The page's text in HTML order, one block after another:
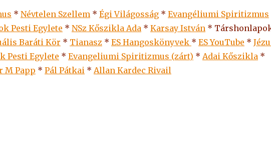
* Névtelen Szellem * Égi Világosság * Evangéliumi Spiritizmus
Pesti Egylete * NSz Kőszikla Ada * Karsay István *
Baráti Kör * Tianasz * ES Hangoskönyvek * ESYouTube *
Pesti Egylete * Evangeliumi Spiritizmus (zárt) * Adai Kőszikla *
M Papp * Pál Pátkai * Allan Kardec Rivail